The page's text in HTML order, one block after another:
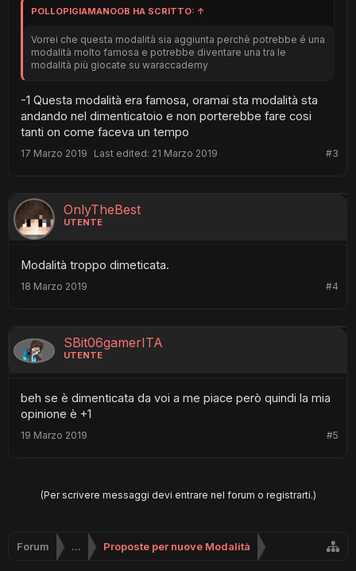
POLLOPIGIAMANOOB HA SCRITTO: ↑
Vorrei che questa modalità sia aggiunta perchè potrebbe é una
modalità molto famosa e potrebbe diventare una tra le
modalità più giocate su waraccademy
-1 Questa modalità era famosa, oramai sta modalità sta
andando nel dimenticatoio e non porterebbe fare cosi
tanti on come faceva un tempo
#3
17 Marzo 2019 Last edited: 21 Marzo 2019
OnlyTheBest
UTENTE
Modalità troppo dimeticata.
#4
18 Marzo 2019
SBit06gamerITA
UTENTE
beh se è dimenticata da voi a me piace però quindi la mia
opinione è +1
#5
19 Marzo 2019
(Per scrivere messaggi devi entrare nel forum o registrarti.)
Forum ... Proposte per nuove Modalità